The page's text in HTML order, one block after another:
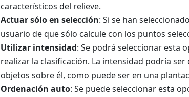
característicos del relieve.
Actuar sólo en selección: Si se han
usuario de que sólo calcule con los puntos
Utilizar intensidad: Se podrá seleccionar esta
realizar la clasificación. La intensidad podría
objetos sobre él, como puede ser en una
Ordenación auto: Se puede seleccionar esta